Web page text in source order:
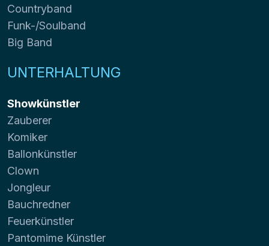
Countryband
Funk-/Soulband
Big Band
UNTERHALTUNG
Showkünstler
Zauberer
Komiker
Ballonkünstler
Clown
Jongleur
Bauchredner
Feuerkünstler
Pantomime Künstler